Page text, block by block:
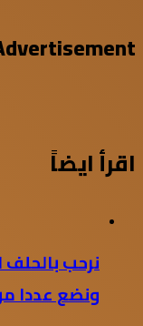
اقرأ ايضاً
نرحب
ونضع عددا